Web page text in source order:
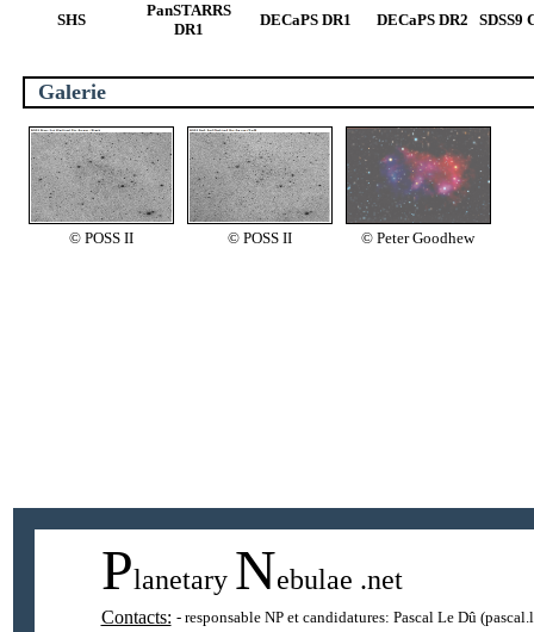
SHS
PanSTARRS
DR1
DECaPS DR1 DECaPS DR2 SDSS9
Galerie
© POSS II © POSS II © Peter Goodhew
Planetary Nebulae .net
Contacts: - responsable NP et candidatures: Pascal Le Dû